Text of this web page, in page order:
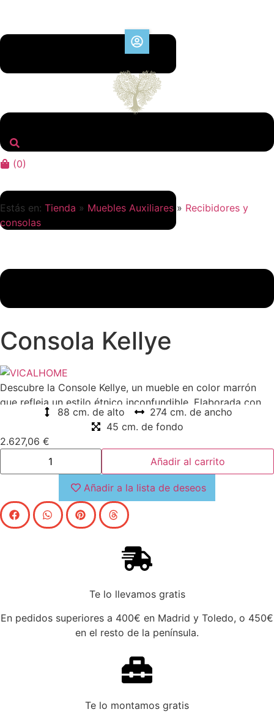
(0)
Estás en: Tienda » Muebles Auxiliares » Recibidores y
consolas
Consola Kellye
Descubre la Console Kellye, un mueble en color marrón
que refleja un estilo étnico inconfundible. Elaborada con
exquisita madera de teca, esta pieza no solo aporta
calidez a cualquier espacio, sino que también evoca
culturas lejanas y sofisticadas, creando un ambiente
acogedor y auténtico en tu hogar.
88 cm. de alto
274 cm. de ancho
45 cm. de fondo
2.627,06 €
Añadir al carrito
Añadir a la lista de deseos
Te lo llevamos gratis
En pedidos superiores a 400€ en Madrid y Toledo, o 450€
en el resto de la península.
Te lo montamos gratis